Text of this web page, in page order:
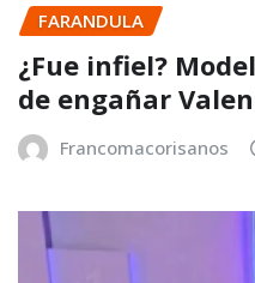
FARANDULA
¿Fue infiel?
de engañar
Francomacorisanos